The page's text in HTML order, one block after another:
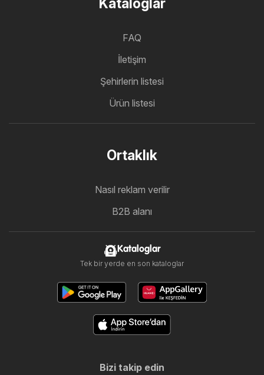
Kataloglar
FAQ
İletişim
Şehirlerin listesi
Ürün listesi
Ortaklık
Nasıl reklam verilir
B2B alanı
Kataloglar
Tek bir yerde en son kataloglar
Bizi takip edin